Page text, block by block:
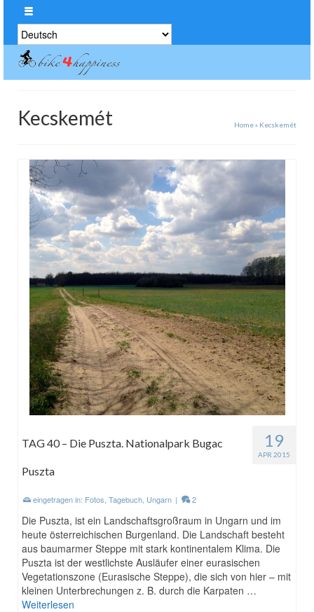
Sprache
auswählen
Kecskemét Home» Kecskemét
19
APR 2015
TAG 40 – Die Puszta. Nationalpark Bugac
Puszta
eingetragen in: Fotos Tagebuch Ungarn | 2
Die Puszta, ist ein Landschaftsgroßraum in Ungarn und im
heute österreichischen Burgenland. Die Landschaft besteht
aus baumarmer Steppe mit stark kontinentalem Klima. Die
Puszta ist der westlichste Ausläufer einer eurasischen
Vegetationszone (Eurasische Steppe), die sich von hier – mit
kleinen Unterbrechungen z. B. durch die Karpaten …
Weiterlesen